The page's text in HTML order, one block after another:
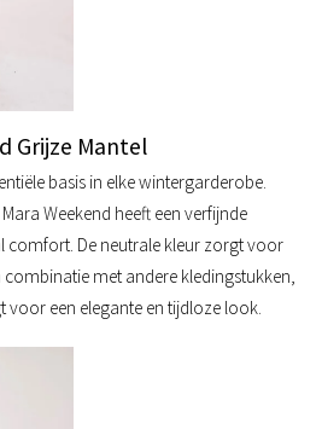
Grijze Mantel
basis in elke wintergarderobe.
Weekend heeft een verfijnde
comfort. De neutrale kleur zorgt voor
met andere kledingstukken,
voor een elegante en tijdloze look.